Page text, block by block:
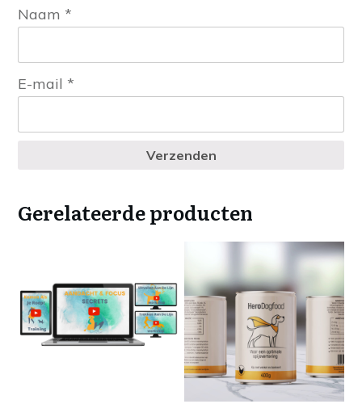
Naam *
E-mail *
Verzenden
Gerelateerde producten